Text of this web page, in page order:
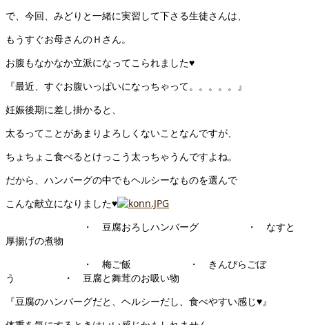
で、今回、みどりと一緒に実習して下さる生徒さんは、
もうすぐお母さんのＨさん。
お腹もなかなか立派になってこられました♥
『最近、すぐお腹いっぱいになっちゃって。。。。。』
妊娠後期に差し掛かると、
太るってことがあまりよろしくないことなんですが、
ちょちょこ食べるとけっこう太っちゃうんですよね。
だから、ハンバーグの中でもヘルシーなものを選んで
こんな献立になりました♥
・ 豆腐おろしハンバーグ ・ なすと
厚揚げの煮物
・ 梅ご飯 ・ きんぴらごぼ
う ・ 豆腐と舞茸のお吸い物
『豆腐のハンバーグだと、ヘルシーだし、食べやすい感じ♥』